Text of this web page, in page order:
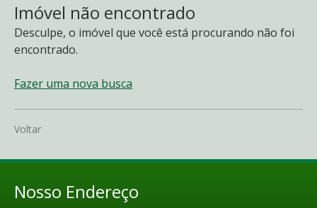
Imóvel não encontrado
Desculpe, o imóvel que você está procurando não foi
encontrado.
Fazer uma nova busca
Voltar
Nosso Endereço